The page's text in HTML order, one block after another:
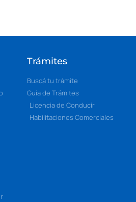
Trámites
Buscá tu trámite
Guía de Trámites
Licencia de Conducir
Habilitaciones Comerciales